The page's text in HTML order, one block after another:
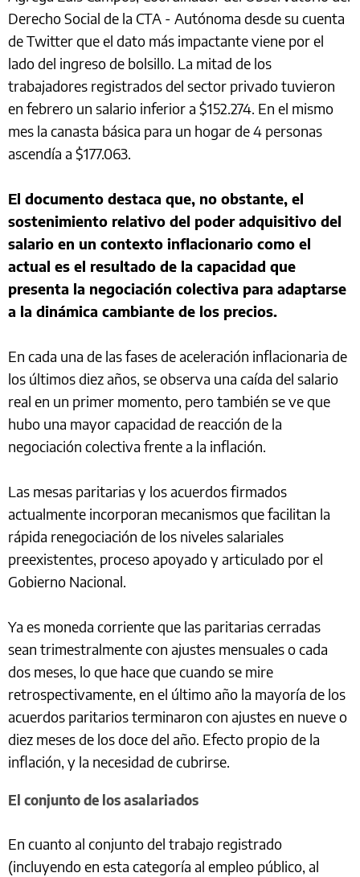
Derecho Social de la CTA - Autónoma desde su cuenta
de Twitter que el dato más impactante viene por el
lado del ingreso de bolsillo. La mitad de los
trabajadores registrados del sector privado tuvieron
en febrero un salario inferior a $152.274. En el mismo
mes la canasta básica para un hogar de 4 personas
ascendía a $177.063.
El documento destaca que, no obstante, el
sostenimiento relativo del poder adquisitivo del
salario en un contexto inflacionario como el
actual es el resultado de la capacidad que
presenta la negociación colectiva para adaptarse
a la dinámica cambiante de los precios.
En cada una de las fases de aceleración inflacionaria de
los últimos diez años, se observa una caída del salario
real en un primer momento, pero también se ve que
hubo una mayor capacidad de reacción de la
negociación colectiva frente a la inflación.
Las mesas paritarias y los acuerdos firmados
actualmente incorporan mecanismos que facilitan la
rápida renegociación de los niveles salariales
preexistentes, proceso apoyado y articulado por el
Gobierno Nacional.
Ya es moneda corriente que las paritarias cerradas
sean trimestralmente con ajustes mensuales o cada
dos meses, lo que hace que cuando se mire
retrospectivamente, en el último año la mayoría de los
acuerdos paritarios terminaron con ajustes en nueve o
diez meses de los doce del año. Efecto propio de la
inflación, y la necesidad de cubrirse.
El conjunto de los asalariados
En cuanto al conjunto del trabajo registrado
(incluyendo en esta categoría al empleo público, al